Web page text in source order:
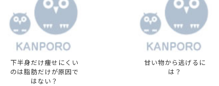
下半身だけ痩せにくい
のは脂肪だけが原因で
はない？
甘い物から逃げるに
は？